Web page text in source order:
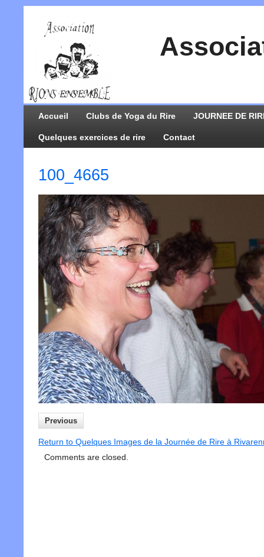
Accueil Clubs de Yoga du Rire JOURNEE DE
Quelques exercices de rire Contact
100_4665
Previous
Return to Quelques Images de la Journée de Rire à
Comments are closed.